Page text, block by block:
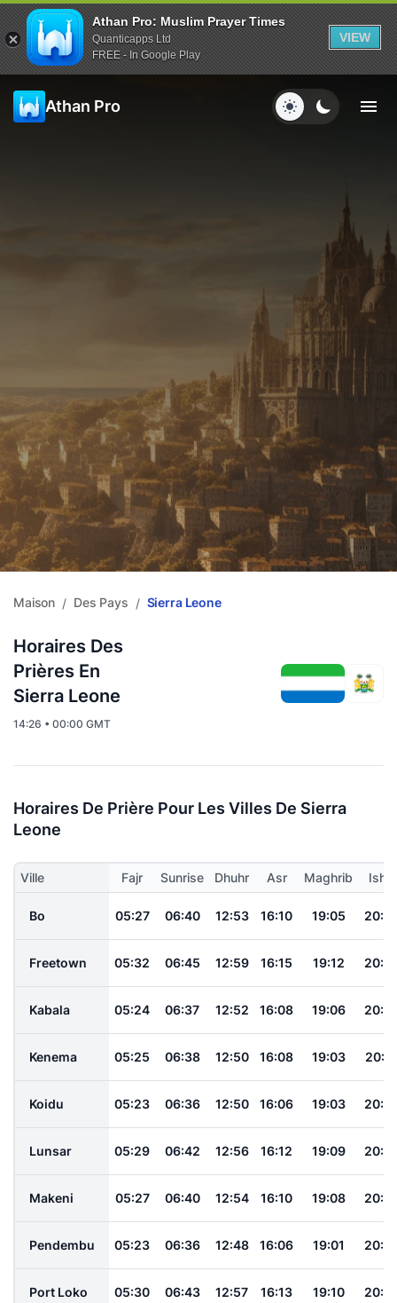
Athan Pro: Muslim Prayer Times
Quanticapps Ltd
FREE - In Google Play
VIEW
Athan Pro
Maison / Des Pays / Sierra Leone
Horaires Des
Prières En
Sierra Leone
14:26 • 00:00 GMT
Horaires De Prière Pour Les Villes De Sierra
Leone
Ville Fajr Sunrise Dhuhr Asr Maghrib Isha
Bo 05:27 06:40 12:53 16:10 19:05 20:14
Freetown 05:32 06:45 12:59 16:15 19:12 20:21
Kabala 05:24 06:37 12:52 16:08 19:06 20:15
Kenema 05:25 06:38 12:50 16:08 19:03 20:11
Koidu 05:23 06:36 12:50 16:06 19:03 20:12
Lunsar 05:29 06:42 12:56 16:12 19:09 20:18
Makeni 05:27 06:40 12:54 16:10 19:08 20:16
Pendembu 05:23 06:36 12:48 16:06 19:01 20:10
Port Loko 05:30 06:43 12:57 16:13 19:10 20:19